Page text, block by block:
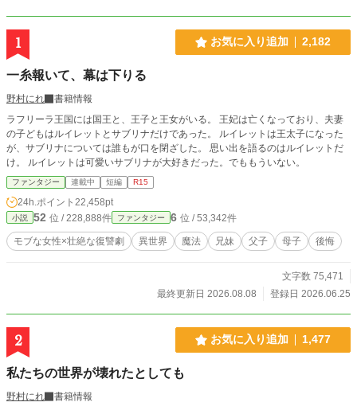
1 お気に入り追加 2,182
一糸報いて、幕は下りる
野村にれ
書籍情報
ラフリーラ王国には国王と、王子と王女がいる。 王妃は亡くなっており、夫妻
の子どもはルイレットとサブリナだけであった。 ルイレットは王太子になった
が、サブリナについては誰もが口を閉ざした。 思い出を語るのはルイレットだ
け。 ルイレットは可愛いサブリナが大好きだった。でももういない。
ファンタジー 連載中 短編 R15
24h.ポイント 22,458pt
小説 52 位 / 228,888件 ファンタジー 6 位 / 53,342件
モブな女性×壮絶な復讐劇 異世界 魔法 兄妹 父子 母子 後悔
文字数 75,471
最終更新日 2026.08.08
登録日 2026.06.25
2 お気に入り追加 1,477
私たちの世界が壊れたとしても
野村にれ
書籍情報